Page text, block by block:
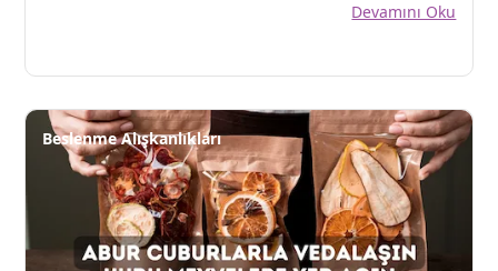
Devamını Oku
Beslenme Alışkanlıkları